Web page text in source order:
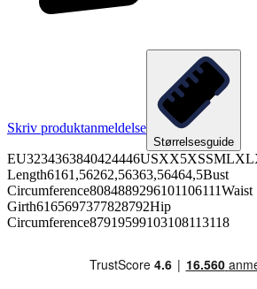
Skriv produktanmeldelse
Størrelsesguide
Length6161,56262,56363,56464,5Bust
Circumference8084889296101106111Waist
Girth6165697377828792Hip
Circumference87919599103108113118